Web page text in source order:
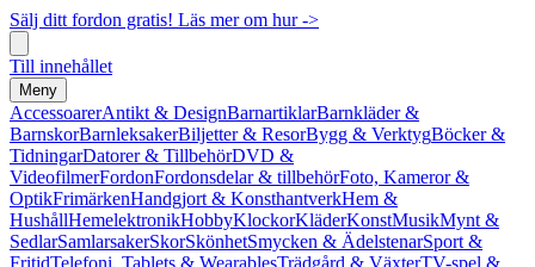
Sälj ditt fordon gratis! Läs mer om hur ->
Till innehållet
Meny
AccessoarerAntikt & DesignBarnartiklarBarnkläder &
BarnskorBarnleksakerBiljetter & ResorBygg & VerktygBöcker &
TidningarDatorer & TillbehörDVD &
VideofilmerFordonFordonsdelar & tillbehörFoto, Kameror &
OptikFrimärkenHandgjort & KonsthantverkHem &
HushållHemelektronikHobbyKlockorKläderKonstMusikMynt &
SedlarSamlarsakerSkorSkönhetSmycken & ÄdelstenarSport &
FritidTelefoni, Tablets & WearablesTrädgård & VäxterTV-spel &